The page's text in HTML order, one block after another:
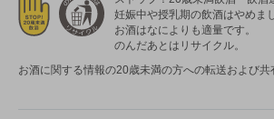
妊娠中や授乳期の飲酒はやめま
お酒はなによりも適量です。
のんだあとはリサイクル。
お酒に関する情報の20歳未満の方への転送および共